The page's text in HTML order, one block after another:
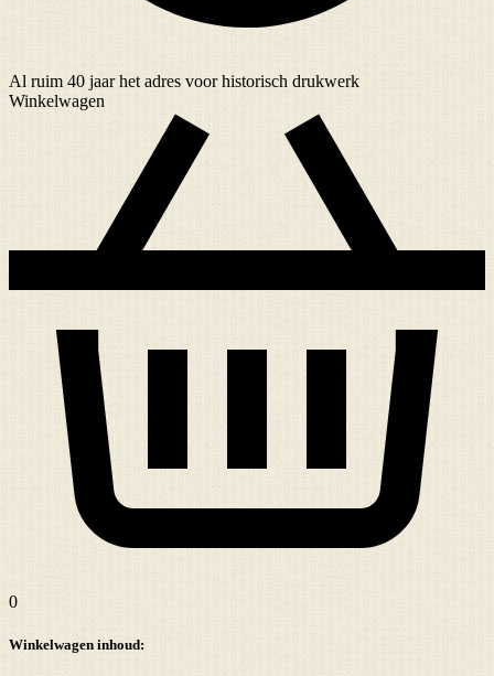
Al ruim 40 jaarhet adres voor historisch drukwerk
Winkelwagen
0
Winkelwagen inhoud: